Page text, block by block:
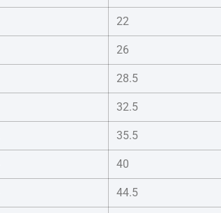
22
26
28.5
32.5
35.5
40
44.5